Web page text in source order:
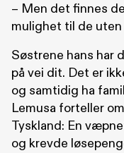
– Men det finnes
mulighet til de uten
Søstrene hans har
på vei dit. Det er
og samtidig ha
Lemusa forteller
Tyskland: En
og krevde